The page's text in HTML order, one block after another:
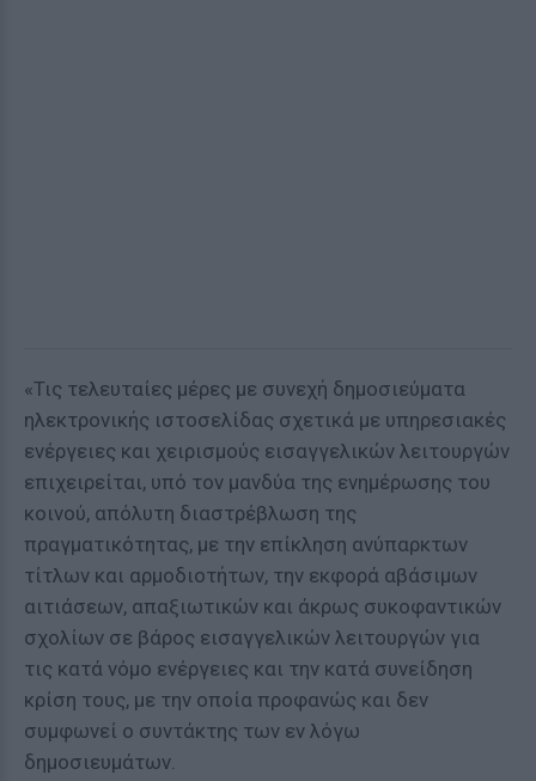
«Τις τελευταίες μέρες με συνεχή δημοσιεύματα
ηλεκτρονικής ιστοσελίδας σχετικά με υπηρεσιακές
ενέργειες και χειρισμούς εισαγγελικών λειτουργών
επιχειρείται, υπό τον μανδύα της ενημέρωσης του
κοινού, απόλυτη διαστρέβλωση της
πραγματικότητας, με την επίκληση ανύπαρκτων
τίτλων και αρμοδιοτήτων, την εκφορά αβάσιμων
αιτιάσεων, απαξιωτικών και άκρως συκοφαντικών
σχολίων σε βάρος εισαγγελικών λειτουργών για
τις κατά νόμο ενέργειες και την κατά συνείδηση
κρίση τους, με την οποία προφανώς και δεν
συμφωνεί ο συντάκτης των εν λόγω
δημοσιευμάτων.